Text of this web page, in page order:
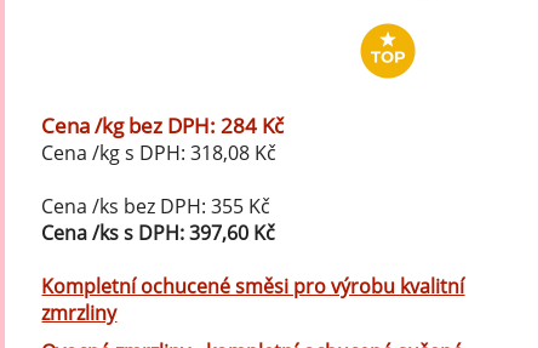
Cena /kg bez DPH: 284 Kč
Cena /kg s DPH: 318,08 Kč
Cena /ks bez DPH: 355 Kč
Cena /ks s DPH: 397,60 Kč
Kompletní ochucené směsi pro výrobu kvalitní
zmrzliny